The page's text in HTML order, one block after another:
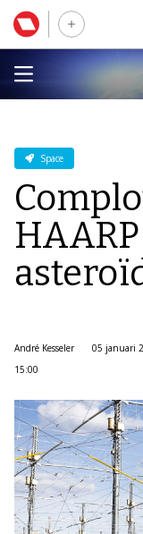
Space
André Kesseler
05 januari
15:00